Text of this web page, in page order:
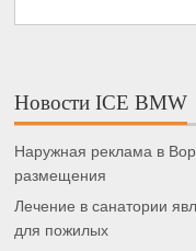
Новости ICE BMW
Наружная реклама в
размещения
Лечение в санатории
для пожилых